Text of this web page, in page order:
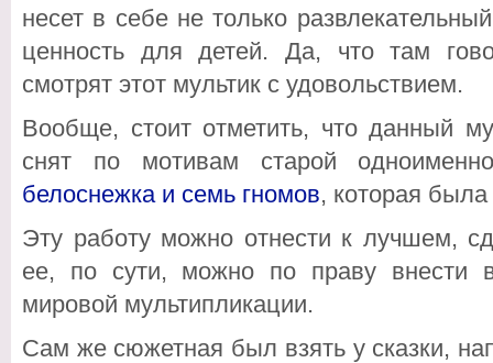
несет в себе не только
ценность для детей. Да, что там
смотрят этот мультик с удовольствием.
Вообще, стоит отметить, что данный
снят по мотивам старой
белоснежка и семь гномов, которая была
Эту работу можно отнести к лучшем,
ее, по сути, можно по праву внести
мировой мультипликации.
Сам же сюжетная был взять у сказки,